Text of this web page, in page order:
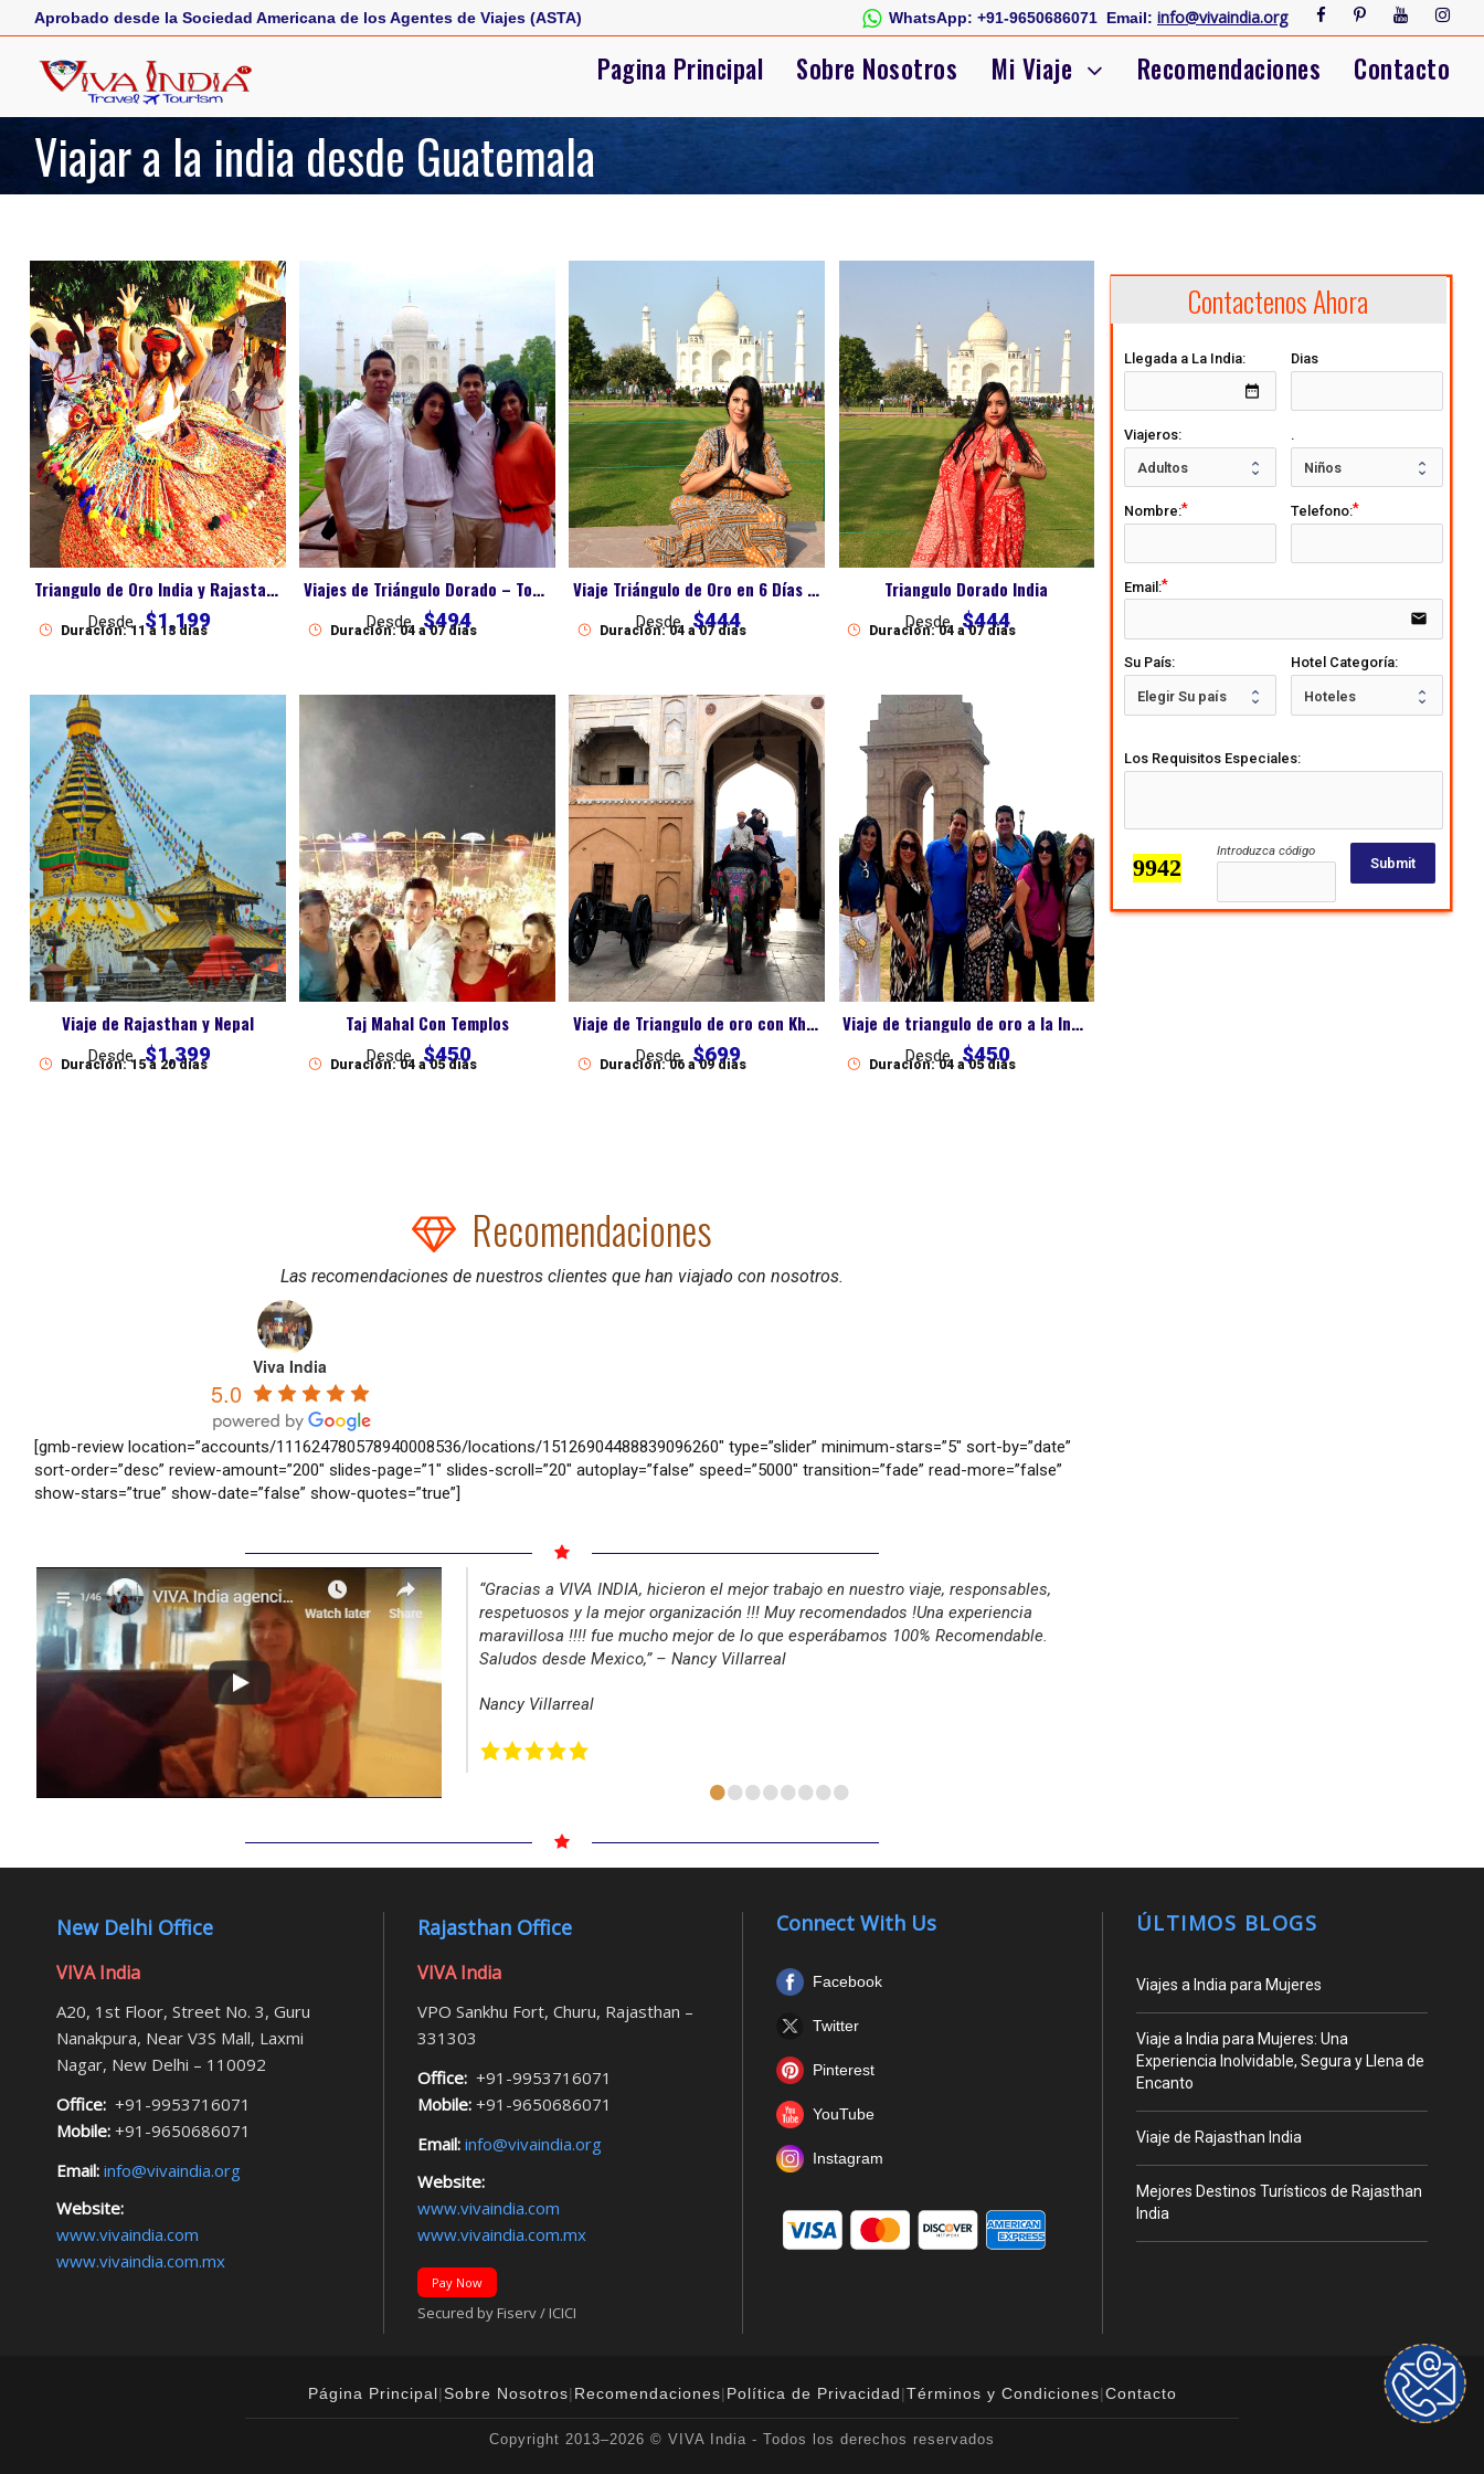
Aprobado desde la Sociedad Americana de los Agentes de Viajes (ASTA) WhatsApp: +91-9650686071 Email: info@vivaindia.org
Pagina Principal Sobre Nosotros Mi Viaje Recomendaciones Contacto
Viajar a la india desde Guatemala
Triangulo de Oro India y Rajastan La Esencia Imperial de la India
Desde $1,199
Duración: 11 a 13 dias
Viajes de Triángulo Dorado – Tour Clásico Delhi, Agra y Jaipur
Desde $494
Duración: 04 a 07 dias
Viaje Triángulo de Oro en 6 Días – Delhi, Agra y Jaipur
Desde $444
Duración: 04 a 07 dias
Triangulo Dorado India
Desde $444
Duración: 04 a 07 dias
Viaje de Rajasthan y Nepal
Desde $1,399
Duración: 15 a 20 dias
Taj Mahal Con Templos
Desde $450
Duración: 04 a 05 dias
Viaje de Triangulo de oro con Khajuraho
Desde $699
Duración: 06 a 09 dias
Viaje de triangulo de oro a la India
Desde $450
Duración: 04 a 05 dias
Recomendaciones
Las recomendaciones de nuestros clientes que han viajado con nosotros.
Viva India
5.0
[gmb-review location=”accounts/111624780578940008536/locations/15126904488839096260″ type=”slider” minimum-stars=”5″ sort-by=”date”
sort-order=”desc” review-amount=”200″ slides-page=”1″ slides-scroll=”20″ autoplay=”false” speed=”5000″ transition=”fade” read-more=”false”
show-stars=”true” show-date=”false” show-quotes=”true”]
••••••••
“Gracias a VIVA INDIA, hicieron el mejor trabajo en nuestro viaje, responsables,
respetuosos y la mejor organización !!! Muy recomendados !Una experiencia
maravillosa !!!! fue mucho mejor de lo que esperábamos 100% Recomendable.
Saludos desde Mexico,” – Nancy Villarreal
Nancy Villarreal
Contactenos Ahora
Llegada a La India:
date_range
Dias
Viajeros: .
Nombre: Telefono:
Email:
email
Su País: Hotel Categoría:
Los Requisitos Especiales:
Introduzca código
Submit
New Delhi Office
VIVA India
A20, 1st Floor, Street No. 3, Guru
Nanakpura, Near V3S Mall, Laxmi
Nagar, New Delhi – 110092
Office: +91-9953716071
Mobile: +91-9650686071
Email: info@vivaindia.org
Website:
www.vivaindia.com
www.vivaindia.com.mx
Rajasthan Office
VIVA India
VPO Sankhu Fort, Churu, Rajasthan –
331303
Office:+91-9953716071
Mobile:+91-9650686071
Email:info@vivaindia.org
Website:
www.vivaindia.com
www.vivaindia.com.mx
Pay Now
Secured by Fiserv / ICICI
Connect With Us
Facebook
Twitter
Pinterest
YouTube
Instagram
ÚLTIMOS BLOGS
Viajes a India para Mujeres
Viaje a India para Mujeres: Una
Experiencia Inolvidable, Segura y Llena de
Encanto
Viaje de Rajasthan India
Mejores Destinos Turísticos de Rajasthan
India
Página Principal|Sobre Nosotros| Recomendaciones| Política de Privacidad|Términos y Condiciones|Contacto
Copyright 2013–2026 © VIVA India - Todos los derechos reservados